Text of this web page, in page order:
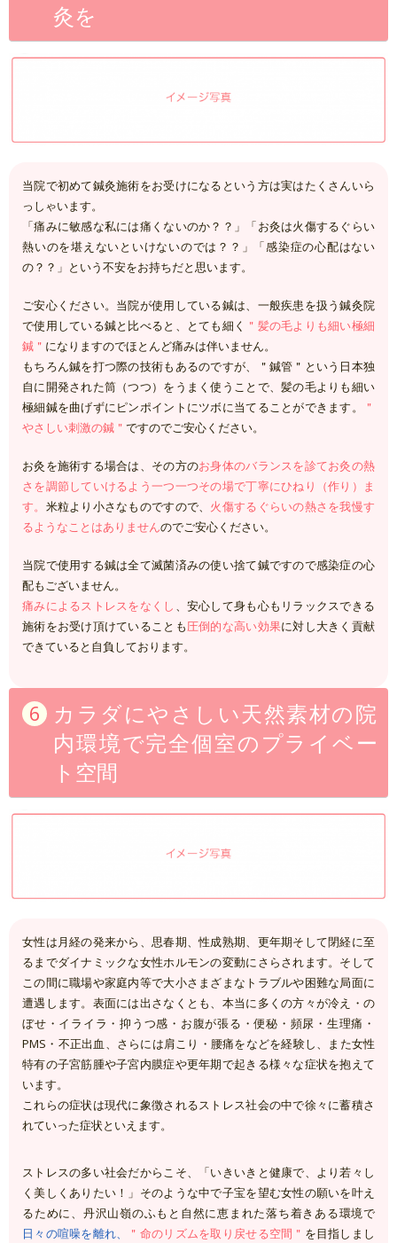
灸を
当院で初めて鍼灸施術をお受けになるという方は実はたくさんいら
っしゃいます。
「痛みに敏感な私には痛くないのか？？」「お灸は火傷するぐらい
熱いのを堪えないといけないのでは？？」「感染症の心配はない
の？？」という不安をお持ちだと思います。
ご安心ください。当院が使用している鍼は、一般疾患を扱う鍼灸院
で使用している鍼と比べると、とても細く ＂髪の毛よりも細い極細
鍼＂ になりますのでほとんど痛みは伴いません。
もちろん鍼を打つ際の技術もあるのですが、＂鍼管＂という日本独
自に開発された筒（つつ）をうまく使うことで、髪の毛よりも細い
極細鍼を曲げずにピンポイントにツボに当てることができます。
＂
やさしい刺激の鍼＂ ですのでご安心ください。
お灸を施術する場合は、その方のお身体のバランスを診てお灸の熱
さを調節していけるよう一つ一つその場で丁寧にひねり（作り）ま
す。 米粒より小さなものですので、 火傷するぐらいの熱さを我慢す
るようなことはありませんのでご安心ください。
当院で使用する鍼は全て滅菌済みの使い捨て鍼ですので感染症の心
配もございません。
痛みによるストレスをなくし 、安心して身も心もリラックスできる
施術をお受け頂けていることも圧倒的な高い効果に対し大きく貢献
できていると自負しております。
カラダにやさしい天然素材の院
内環境で完全個室のプライベー
ト空間
女性は月経の発来から、思春期、性成熟期、更年期そして閉経に至
るまでダイナミックな女性ホルモンの変動にさらされます。そして
この間に職場や家庭内等で大小さまざまなトラブルや困難な局面に
遭遇します。表面には出さなくとも、本当に多くの方々が冷え・の
ぼせ・イライラ・抑うつ感・お腹が張る・便秘・頻尿・生理痛・
PMS・不正出血、さらには肩こり・腰痛をなどを経験し、また女性
特有の子宮筋腫や子宮内膜症や更年期で起きる様々な症状を抱えて
います。
これらの症状は現代に象徴されるストレス社会の中で徐々に蓄積さ
れていった症状といえます。
ストレスの多い社会だからこそ、「いきいきと健康で、より若々し
く美しくありたい！」そのような中で子宝を望む女性の願いを叶え
るために、丹沢山嶺のふもと自然に恵まれた落ち着きある環境で
日々の喧噪を離れ、
＂命のリズムを取り戻せる空間＂ を目指しまし